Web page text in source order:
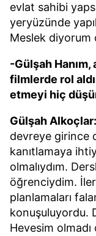
evlat sahibi
yeryüzünde
Meslek diyorum
-Gülşah
filmlerde rol
etmeyi hiç
Gülşah Alkoçlar:
devreye girince
kanıtlamaya
olmalıydım.
öğrenciydim.
planlamaları
konuşuluyordu.
Hevesim